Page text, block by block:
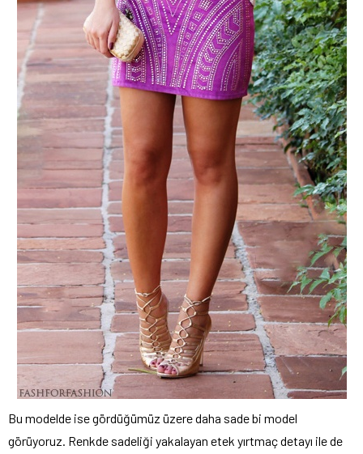
Bu modelde ise gördüğümüz üzere daha sade bi model
görüyoruz. Renkde sadeliği yakalayan etek yırtmaç detayı ile de